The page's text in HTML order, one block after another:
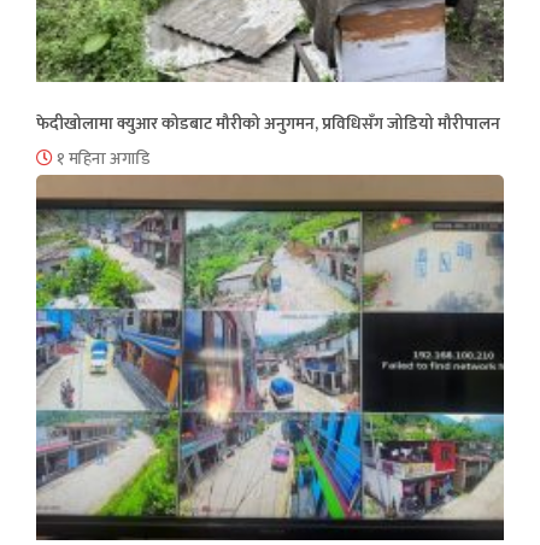
फेदीखोलामा क्युआर कोडबाट मौरीको अनुगमन, प्रविधिसँग जोडियो मौरीपालन
१ महिना अगाडि